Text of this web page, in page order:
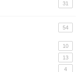
31
54
10
13
4